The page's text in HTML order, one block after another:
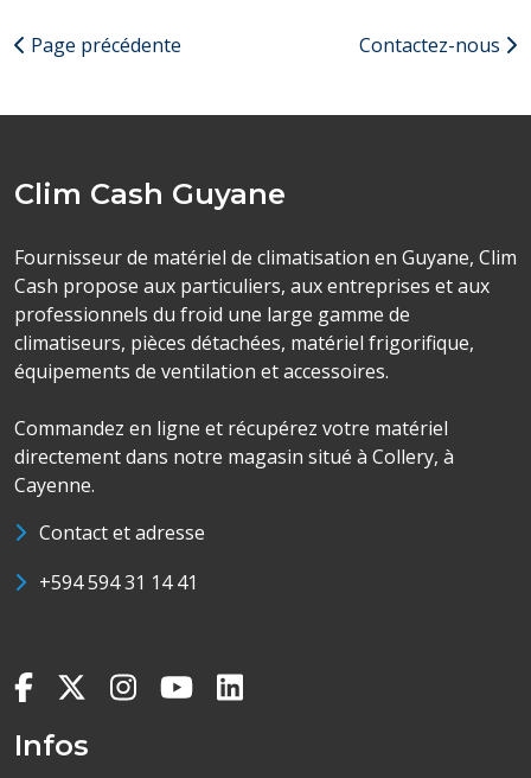
Page précédente Contactez-nous
Clim Cash Guyane
Fournisseur de matériel de climatisation en Guyane, Clim
Cash propose aux particuliers, aux entreprises et aux
professionnels du froid une large gamme de
climatiseurs, pièces détachées, matériel frigorifique,
équipements de ventilation et accessoires.
Commandez en ligne et récupérez votre matériel
directement dans notre magasin situé à Collery, à
Cayenne.
Contact et adresse
+594 594 31 14 41
Infos